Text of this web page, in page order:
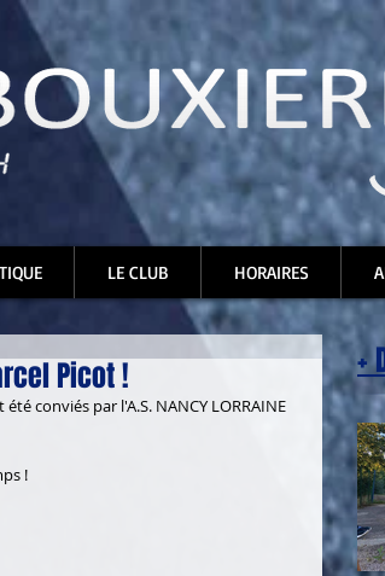
LE CLUB HORAIRES
Picot !
conviés par l'A.S. NANCY LORRAINE
!
+